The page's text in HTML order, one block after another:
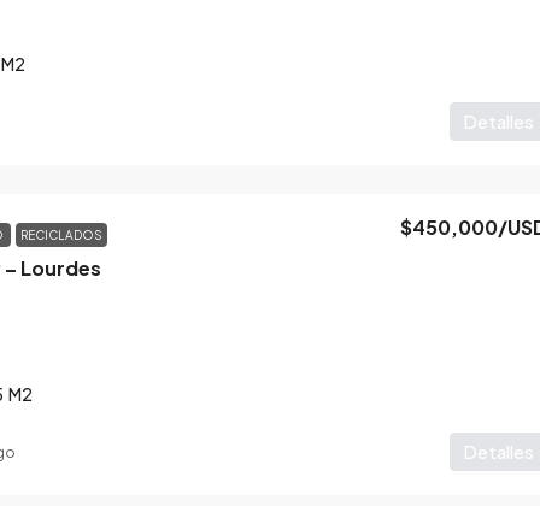
M2
Detalles
RECICLADOS
– Lourdes
$450,000/
M2
Detalles